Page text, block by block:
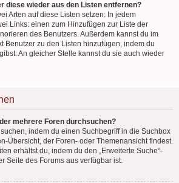
diese wieder aus den Listen entfernen?
Arten auf diese Listen setzen: In jedem
Links: einen zum Hinzufügen zur Liste der
des Benutzers. Außerdem kannst du im
Benutzer zu den Listen hinzufügen, indem du
An gleicher Stelle kannst du sie auch wieder
mehrere Foren durchsuchen?
indem du einen Suchbegriff in die Suchbox
Übersicht, der Foren- oder Themenansicht findest.
erhältst du, indem du den „Erweiterte Suche“-
Seite des Forums aus verfügbar ist.